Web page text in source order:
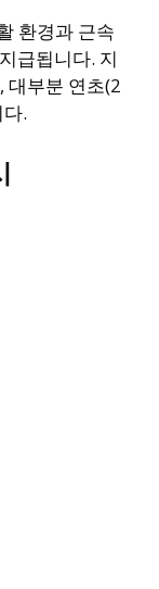
환경과 근속
급됩니다. 지
대부분 연초(2
.